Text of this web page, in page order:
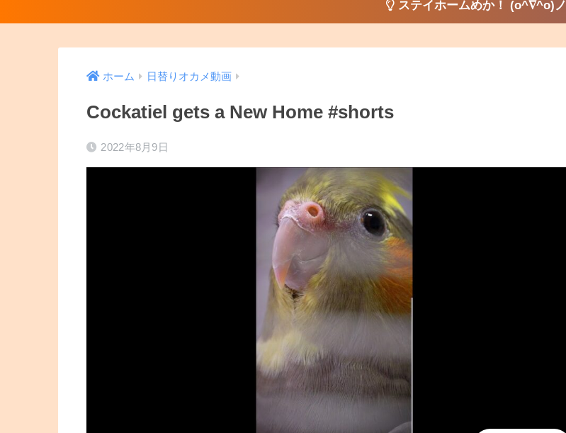
ステイホームめか！ (o^∇^o)ノ
ホーム 日替りオカメ動画
Cockatiel gets a New Home #shorts
2022年8月9日